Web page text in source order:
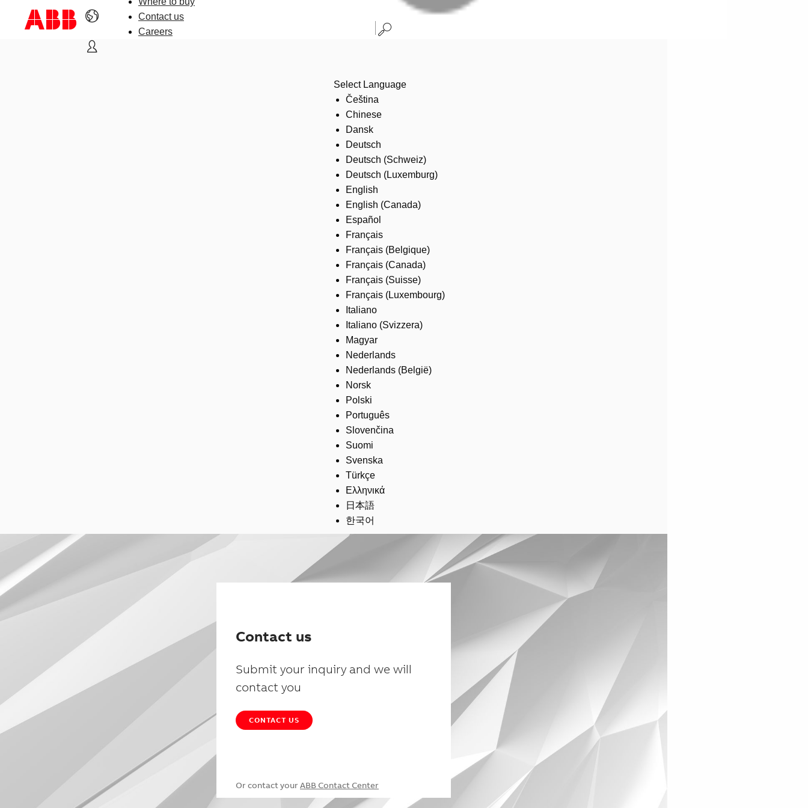
Contact us
Careers
Select Language
Čeština
Chinese
Dansk
Deutsch
Deutsch (Schweiz)
Deutsch (Luxemburg)
English
English (Canada)
Español
Français
Français (Belgique)
Français (Canada)
Français (Suisse)
Français (Luxembourg)
Italiano
Italiano (Svizzera)
Magyar
Nederlands
Nederlands (België)
Norsk
Polski
Português
Slovenčina
Suomi
Svenska
Türkçe
Ελληνικά
日本語
한국어
Contact us
Submit your inquiry and we will
contact you
CONTACT US
Or contact your ABB Contact Center